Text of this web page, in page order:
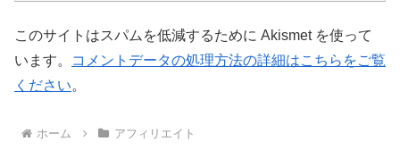
このサイトはスパムを低減するために Akismet を使って
います。
コメントデータの処理方法の詳細はこちらをご覧
ください。
ホーム アフィリエイト